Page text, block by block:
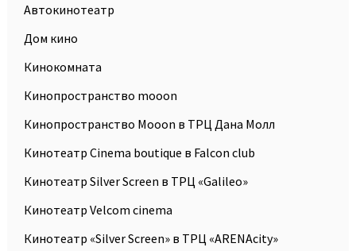
Автокинотеатр
Дом кино
Кинокомната
Кинопространство mooon
Кинопространство Mooon в ТРЦ Дана Молл
Кинотеатр Cinema boutique в Falcon club
Кинотеатр Silver Screen в ТРЦ «Galileo»
Кинотеатр Velcom cinema
Кинотеатр «Silver Screen» в ТРЦ «ARENAcity»